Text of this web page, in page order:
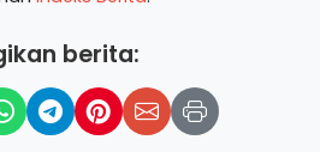
berita: